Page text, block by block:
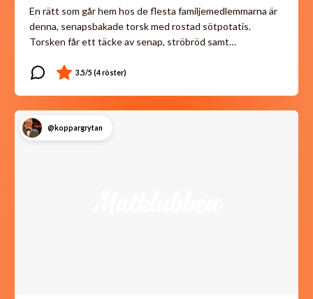
En rätt som går hem hos de flesta familjemedlemmarna är
denna, senapsbakade torsk med rostad sötpotatis.
Torsken får ett täcke av senap, ströbröd samt…
@koppargrytan